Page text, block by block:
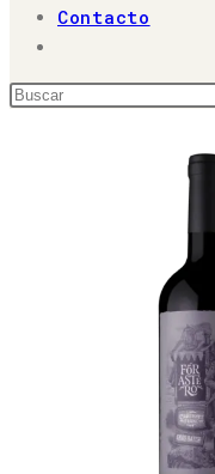
Contacto
de
Buscar